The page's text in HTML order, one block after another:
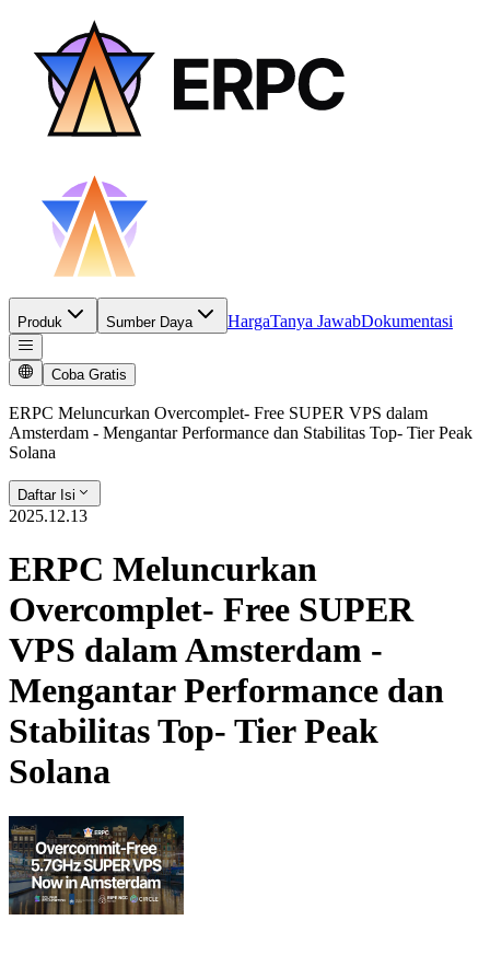
Produk Sumber Daya HargaTanya JawabDokumentasi
Coba Gratis
ERPC Meluncurkan Overcomplet- Free SUPER VPS dalam
Amsterdam - Mengantar Performance dan Stabilitas Top- Tier Peak
Solana
Daftar Isi
2025.12.13
ERPC Meluncurkan
Overcomplet- Free SUPER
VPS dalam Amsterdam -
Mengantar Performance dan
Stabilitas Top- Tier Peak
Solana